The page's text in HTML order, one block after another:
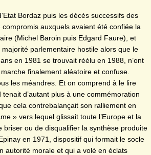
Bordaz puis les décès successifs des
auxquels avaient été confiée la
(Michel Baroin puis Edgard Faure), et
majorité parlementaire hostile alors que le
en 1981 se trouvait réélu en 1988, n’ont
finalement aléatoire et confuse.
les méandres. Et on comprend à le lire
d’autant plus à une commémoration
cela contrebalançait son ralliement en
» vers lequel glissait toute l’Europe et la
briser ou de disqualifier la synthèse produite
en 1971, dispositif qui formait le socle
autorité morale et qui a volé en éclats